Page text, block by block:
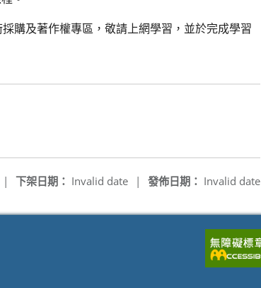
購及著作權專區，敬請上網學習，並於完成學習
發佈日期： Invalid date
下架日期： Invalid date |
|